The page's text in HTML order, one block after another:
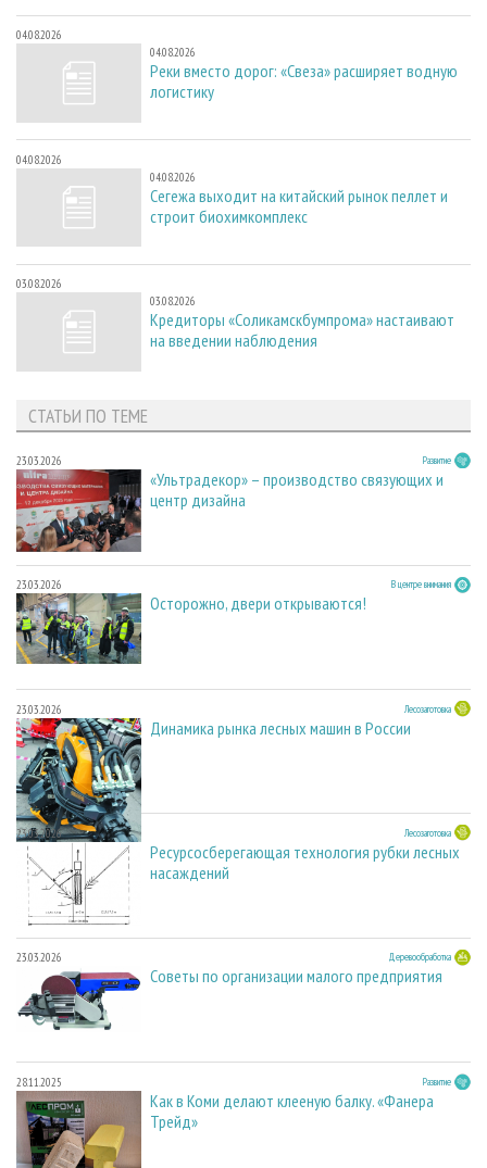
04.08.2026
04.08.2026
Реки вместо дорог: «Свеза» расширяет водную
логистику
04.08.2026
04.08.2026
Сегежа выходит на китайский рынок пеллет и
строит биохимкомплекс
03.08.2026
03.08.2026
Кредиторы «Соликамскбумпрома» настаивают
на введении наблюдения
СТАТЬИ ПО ТЕМЕ
23.03.2026 Развитие
«Ультрадекор» – производство связующих и
центр дизайна
23.03.2026 В центре внимания
Осторожно, двери открываются!
23.03.2026 Лесозаготовка
Динамика рынка лесных машин в России
23.03.2026 Лесозаготовка
Ресурсосберегающая технология рубки лесных
насаждений
23.03.2026 Деревообработка
Советы по организации малого предприятия
28.11.2025 Развитие
Как в Коми делают клееную балку. «Фанера
Трейд»